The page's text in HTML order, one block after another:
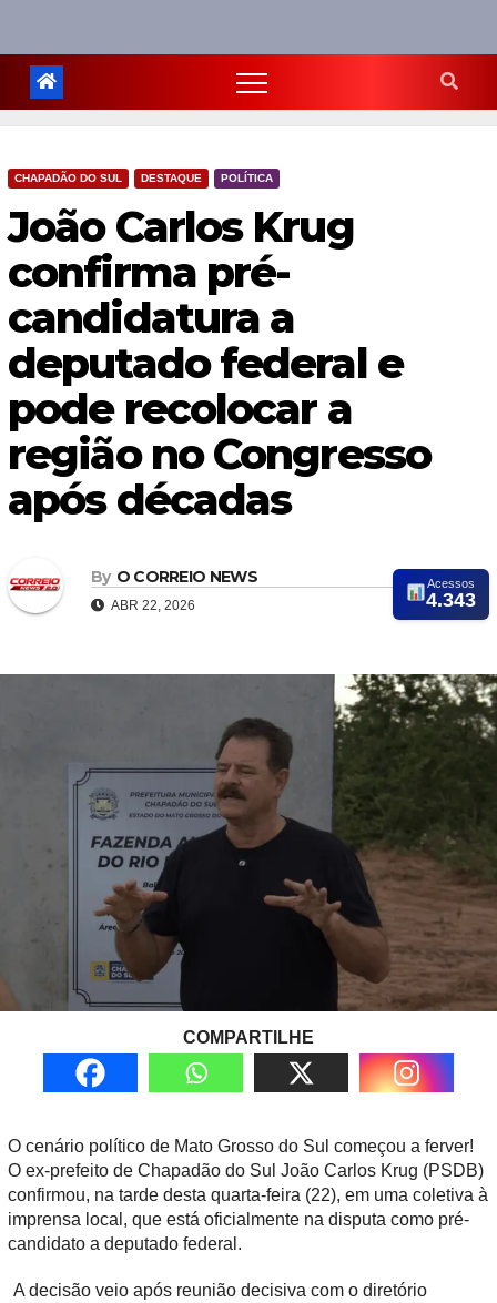
CHAPADÃO DO SUL DESTAQUE POLÍTICA
João Carlos Krug
confirma pré-
candidatura a
deputado federal e
pode recolocar a
região no Congresso
após décadas
By O CORREIO NEWS
ABR 22, 2026
Acessos
4.343
COMPARTILHE
O cenário político de Mato Grosso do Sul começou a ferver!
O ex-prefeito de Chapadão do Sul João Carlos Krug (PSDB)
confirmou, na tarde desta quarta-feira (22), em uma coletiva à
imprensa local, que está oficialmente na disputa como pré-
candidato a deputado federal.
A decisão veio após reunião decisiva com o diretório